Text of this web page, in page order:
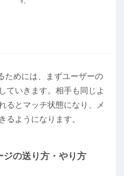
ためには、まずユーザーの
ていきます。相手も同じよ
るとマッチ状態になり、メ
るようになります。
の送り方・やり方